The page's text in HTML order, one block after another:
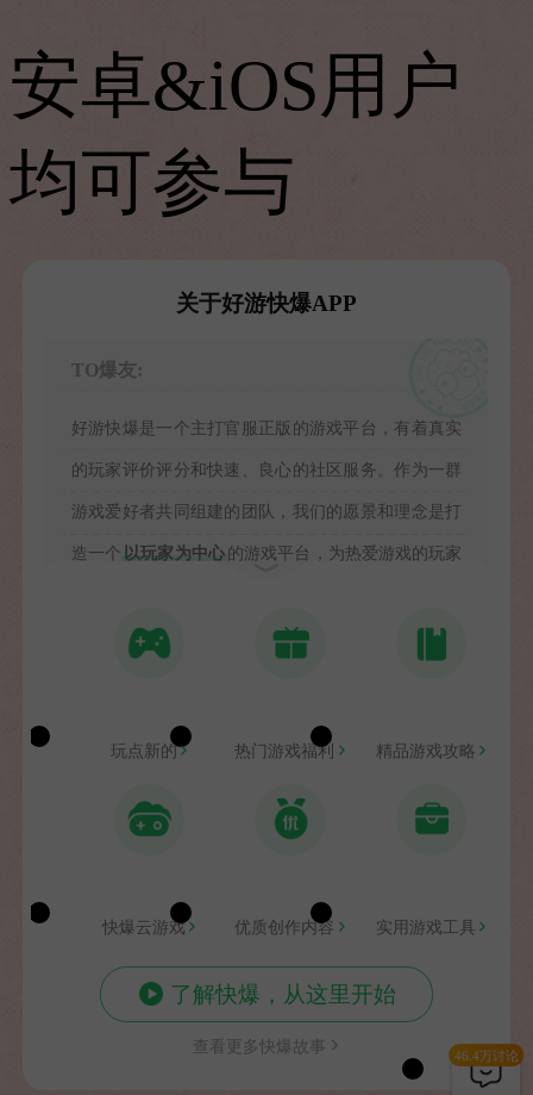
安卓&iOS用户
均可参与
关于好游快爆APP
TO爆友:
好游快爆是一个主打官服正版的游戏平台，有着真实
的玩家评价评分和快速、良心的社区服务。作为一群
游戏爱好者共同组建的团队，我们的愿景和理念是打
造一个 以玩家为中心 的游戏平台，为热爱游戏的玩家
作为玩家的自己，需要被看到、听到的心声，并和玩
玩点新的 热门游戏福利 精品游戏攻略
快爆云游戏 优质创作内容 实用游戏工具
了解快爆，从这里开始
查看更多快爆故事
46.4万讨论